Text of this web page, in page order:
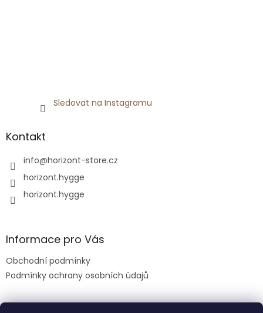
Sledovat na Instagramu
Kontakt
info@horizont-store.cz
horizont.hygge
horizont.hygge
Informace pro Vás
Obchodní podmínky
Podmínky ochrany osobních údajů